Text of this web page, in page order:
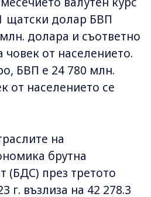
щатски долар БВП
долара и съответно
човек от населението.
БВП е 24 780 млн.
от населението се
на
брутна
(БДС) през третото
г. възлиза на 42 278.3